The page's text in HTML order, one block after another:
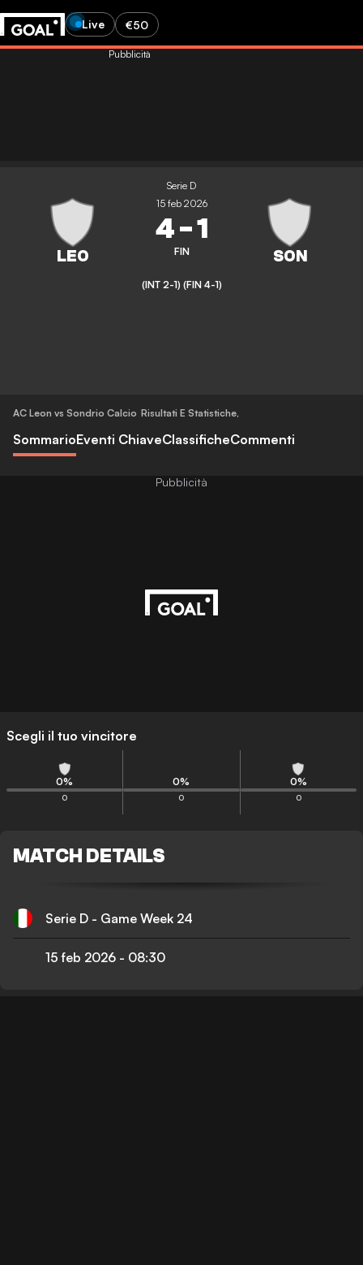
Live €50
Pubblicità
Serie D
15 feb 2026
4-1
FIN
(INT 2-1) (FIN 4-1)
AC Leon vs Sondrio Calcio Risultati E Statistiche,
SommarioEventi ChiaveClassificheCommenti
Scegli il tuo vincitore
0%
0
0%
0
0%
0
MATCH DETAILS
Serie D - Game Week 24
15 feb 2026 - 08:30
Pubblicità